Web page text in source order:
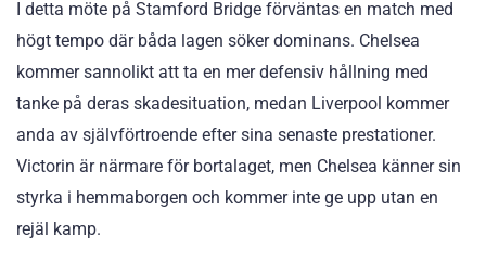
I detta möte på Stamford Bridge förväntas en match med
högt tempo där båda lagen söker dominans. Chelsea
kommer sannolikt att ta en mer defensiv hållning med
tanke på deras skadesituation, medan Liverpool kommer
anda av självförtroende efter sina senaste prestationer.
Victorin är närmare för bortalaget, men Chelsea känner sin
styrka i hemmaborgen och kommer inte ge upp utan en
rejäl kamp.